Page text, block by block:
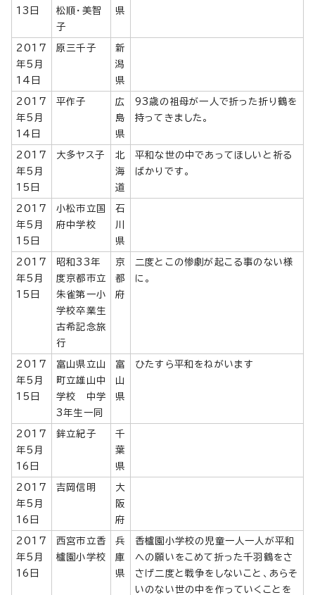
13日
松順・美智
子
県
2017
年5月
14日
原三千子
新
潟
県
2017
年5月
14日
平作子
広
島
県
93歳の祖母が一人で折った折り鶴を
持ってきました。
2017
年5月
15日
大多ヤス子
北
海
道
平和な世の中であってほしいと祈る
ばかりです。
2017
年5月
15日
小松市立国
府中学校
石
川
県
2017
年5月
15日
昭和33年
度京都市立
朱雀第一小
学校卒業生
古希記念旅
行
京
都
府
二度とこの惨劇が起こる事のない様
に。
2017
年5月
15日
富山県立山
町立雄山中
学校 中学
3年生一同
富
山
県
ひたすら平和をねがいます
2017
年5月
16日
鉾立紀子
千
葉
県
2017
年5月
16日
吉岡信明
大
阪
府
2017
年5月
16日
西宮市立香
櫨園小学校
兵
庫
県
香櫨園小学校の児童一人一人が平和
への願いをこめて折った千羽鶴をさ
さげ二度と戦争をしないこと、あらそ
いのない世の中を作っていくことを